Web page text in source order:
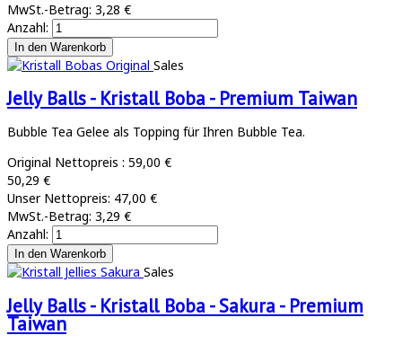
MwSt.-Betrag: 3,28 €
Anzahl:
Sales
Jelly Balls - Kristall Boba - Premium Taiwan
Bubble Tea Gelee als Topping für Ihren Bubble Tea.
Original Nettopreis : 59,00 €
50,29 €
Unser Nettopreis: 47,00 €
MwSt.-Betrag: 3,29 €
Anzahl:
Sales
Jelly Balls - Kristall Boba - Sakura - Premium
Taiwan